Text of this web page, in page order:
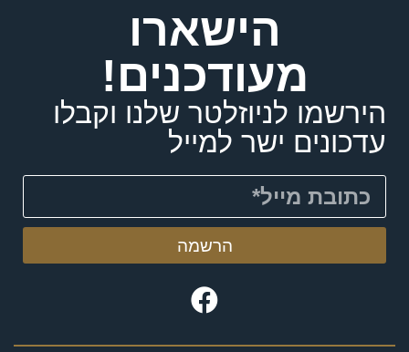
הישארו
מעודכנים!
הירשמו לניוזלטר שלנו וקבלו
עדכונים ישר למייל
הרשמה